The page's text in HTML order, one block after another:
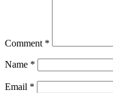
Comment *
Name *
Email *